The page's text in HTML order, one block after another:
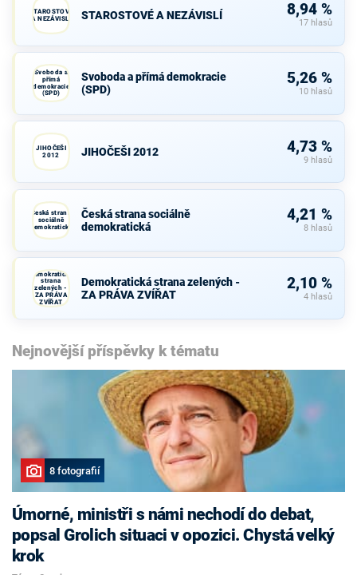
STAROSTOVÉ
A NEZÁVISLÍ
STAROSTOVÉ A NEZÁVISLÍ 8,94 %
17 hlasů
Svoboda a
přímá
demokracie
(SPD)
Svoboda a přímá demokracie
(SPD)
5,26 %
10 hlasů
JIHOČEŠI
2012
JIHOČEŠI 2012 4,73 %
9 hlasů
Česká strana
sociálně
demokratická
Česká strana sociálně
demokratická
4,21 %
8 hlasů
Demokratická
strana
zelených -
ZA PRÁVA
ZVÍŘAT
Demokratická strana zelených -
ZA PRÁVA ZVÍŘAT
2,10 %
4 hlasů
Nejnovější příspěvky k tématu
8 fotografií
Úmorné, ministři s námi nechodí do debat,
popsal Grolich situaci v opozici. Chystá velký
krok